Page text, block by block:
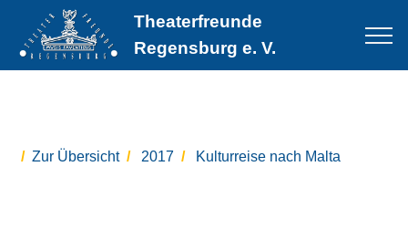
Theaterfreunde
Regensburg e. V.
Zur Übersicht 2017 Kulturreise nach Malta